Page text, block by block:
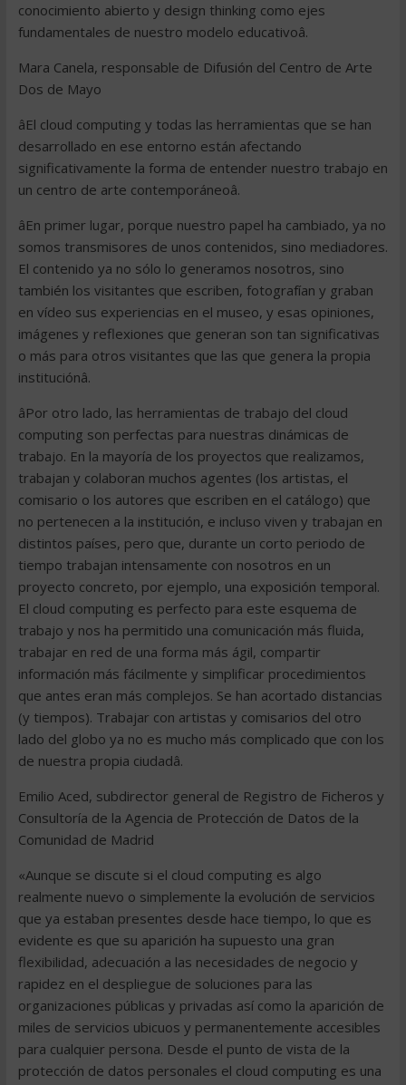
conocimiento abierto y design thinking como ejes
fundamentales de nuestro modelo educativoâ.
Mara Canela, responsable de Difusión del Centro de Arte
Dos de Mayo
âEl cloud computing y todas las herramientas que se han
desarrollado en ese entorno están afectando
significativamente la forma de entender nuestro trabajo en
un centro de arte contemporáneoâ.
âEn primer lugar, porque nuestro papel ha cambiado, ya no
somos transmisores de unos contenidos, sino mediadores.
El contenido ya no sólo lo generamos nosotros, sino
también los visitantes que escriben, fotografían y graban
en vídeo sus experiencias en el museo, y esas opiniones,
imágenes y reflexiones que generan son tan significativas
o más para otros visitantes que las que genera la propia
instituciónâ.
âPor otro lado, las herramientas de trabajo del cloud
computing son perfectas para nuestras dinámicas de
trabajo. En la mayoría de los proyectos que realizamos,
trabajan y colaboran muchos agentes (los artistas, el
comisario o los autores que escriben en el catálogo) que
no pertenecen a la institución, e incluso viven y trabajan en
distintos países, pero que, durante un corto periodo de
tiempo trabajan intensamente con nosotros en un
proyecto concreto, por ejemplo, una exposición temporal.
El cloud computing es perfecto para este esquema de
trabajo y nos ha permitido una comunicación más fluida,
trabajar en red de una forma más ágil, compartir
información más fácilmente y simplificar procedimientos
que antes eran más complejos. Se han acortado distancias
(y tiempos). Trabajar con artistas y comisarios del otro
lado del globo ya no es mucho más complicado que con los
de nuestra propia ciudadâ.
Emilio Aced, subdirector general de Registro de Ficheros y
Consultoría de la Agencia de Protección de Datos de la
Comunidad de Madrid
«Aunque se discute si el cloud computing es algo
realmente nuevo o simplemente la evolución de servicios
que ya estaban presentes desde hace tiempo, lo que es
evidente es que su aparición ha supuesto una gran
flexibilidad, adecuación a las necesidades de negocio y
rapidez en el despliegue de soluciones para las
organizaciones públicas y privadas así como la aparición de
miles de servicios ubicuos y permanentemente accesibles
para cualquier persona. Desde el punto de vista de la
protección de datos personales el cloud computing es una